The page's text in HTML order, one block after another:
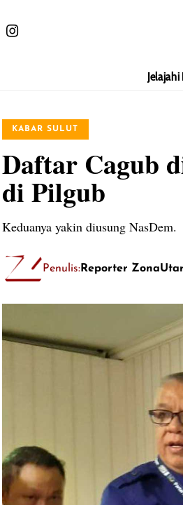
KABAR SULUT
Daftar Cagub
di Pilgub
Keduanya yakin diusung NasDem.
Penulis:Reporter